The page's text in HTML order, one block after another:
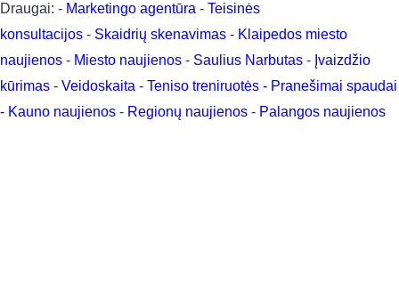
Draugai: - Marketingo agentūra - Teisinės
konsultacijos - Skaidrių skenavimas - Klaipedos miesto
naujienos - Miesto naujienos - Saulius Narbutas - Įvaizdžio
kūrimas - Veidoskaita - Teniso treniruotės - Pranešimai spaudai
- Kauno naujienos - Regionų naujienos - Palangos naujienos